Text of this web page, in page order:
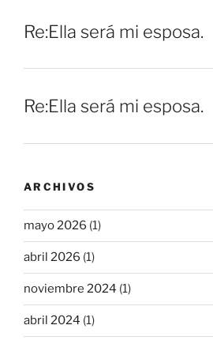
Re:Ella será mi esposa.
Re:Ella será mi esposa.
ARCHIVOS
mayo 2026 (1)
abril 2026 (1)
noviembre 2024 (1)
abril 2024 (1)